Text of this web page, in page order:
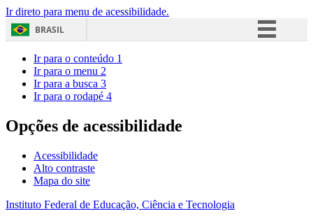
Ir direto para menu de acessibilidade.
BRASIL
Acesso à informação
Ir para o conteúdo 1
Ir para o menu 2
Ir para a busca 3
Ir para o rodapé 4
Opções de acessibilidade
Acessibilidade
Alto contraste
Mapa do site
Instituto Federal de Educação, Ciência e Tecnologia